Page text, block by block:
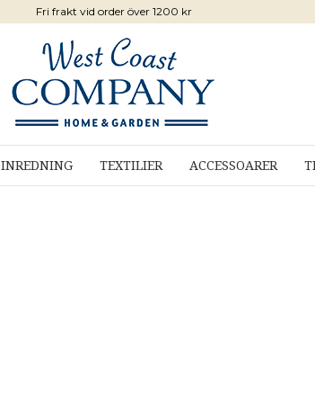
Fri frakt vid order över 1200 kr
INREDNING TEXTILIER ACCESSOARER